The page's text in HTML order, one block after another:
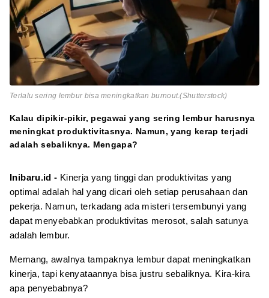
Terlalu sering lembur bisa meningkatkan burnout.(Shutterstock)
Kalau dipikir-pikir, pegawai yang sering lembur harusnya
meningkat produktivitasnya. Namun, yang kerap terjadi
adalah sebaliknya. Mengapa?
Inibaru.id - Kinerja yang tinggi dan produktivitas yang
optimal adalah hal yang dicari oleh setiap perusahaan dan
pekerja. Namun, terkadang ada misteri tersembunyi yang
dapat menyebabkan produktivitas merosot, salah satunya
adalah lembur.
Memang, awalnya tampaknya lembur dapat meningkatkan
kinerja, tapi kenyataannya bisa justru sebaliknya. Kira-kira
apa penyebabnya?